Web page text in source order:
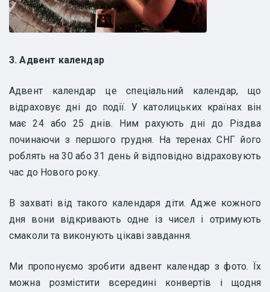
3. Адвент календар
Адвент календар це спеціальний календар, що
відраховує дні до події. У католицьких країнах він
має 24 або 25 днів. Ним рахують дні до Різдва
починаючи з першого грудня. На теренах СНГ його
роблять на 30 або 31 день й відповідно відраховують
час до Нового року.
В захваті від такого календаря діти. Адже кожного
дня вони відкривають одне із чисел і отримують
смаколи та виконують цікаві завдання.
Ми пропонуємо зробити адвент календар з фото. Їх
можна розмістити всередині конвертів і щодня